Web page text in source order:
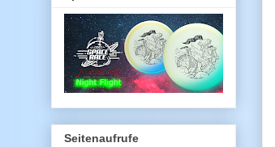
Seitenaufrufe